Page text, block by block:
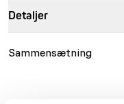
Detaljer
Sammensætning